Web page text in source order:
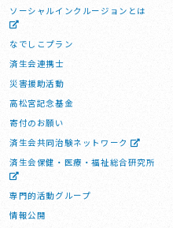
ソーシャルインクルージョンとは
なでしこプラン
済生会連携士
災害援助活動
高松宮記念基金
寄付のお願い
済生会共同治験ネットワーク
済生会保健・医療・福祉総合研究所
専門的活動グループ
情報公開